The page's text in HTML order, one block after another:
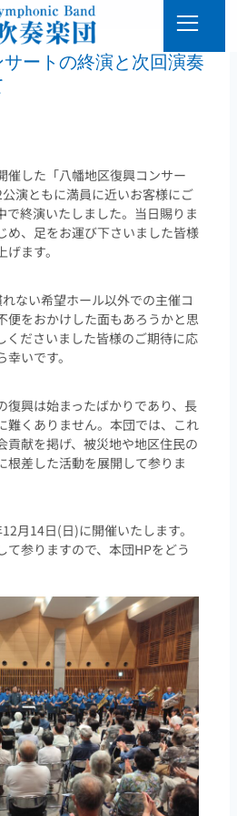
ートの終演と次回演奏
催した「八幡地区復興コンサー
演ともに満員に近いお客様にご
で終演いたしました。当日賜りま
め、足をお運び下さいました皆様
ます。
ない希望ホール以外での主催コ
便をおかけした面もあろうかと思
くださいました皆様のご期待に応
いです。
復興は始まったばかりであり、長
難くありません。本団では、これ
貢献を掲げ、被災地や地区住民の
根差した活動を展開して参りま
月14日(日)に開催いたします。
て参りますので、本団HPをどう